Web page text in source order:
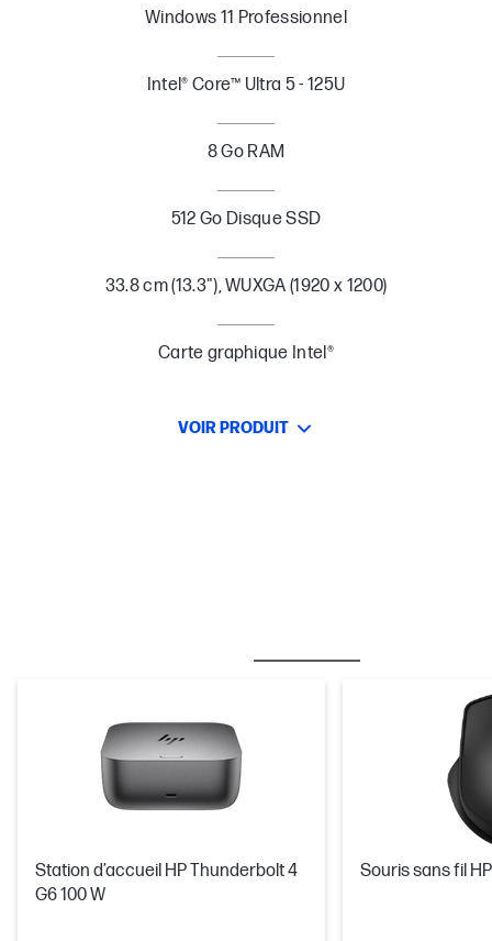
Windows 11 Professionnel
Intel® Core™ Ultra 5 - 125U
8 Go RAM
512 Go Disque SSD
33.8 cm (13.3"), WUXGA (1920 x 1200)
Carte graphique Intel®
VOIR PRODUIT
Station d’accueil HP Thunderbolt 4
G6 100 W
Souris sans fil